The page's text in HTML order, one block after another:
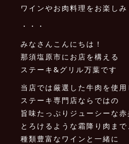
ワインやお肉料理をお楽し
・・・
みなさんこんにちは！
那須塩原市にお店を構える
ステーキ&グリル万葉です
当店では厳選した牛肉を使用
ステーキ専門店ならではの
旨味たっぷりジューシーな赤
とろけるような霜降り肉まで
種類豊富なワインと一緒に